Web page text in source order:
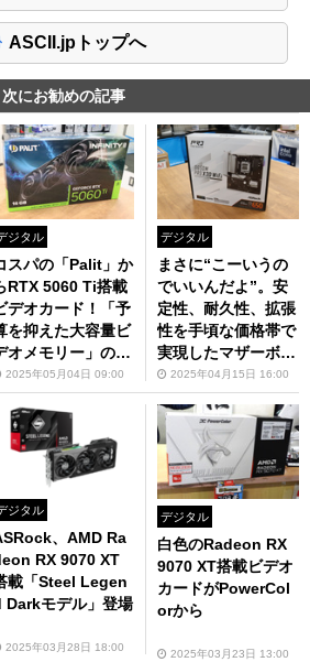
ASCII.jpトップへ
次にお勧めの記事
ジタル
スパの「Palit」か
RTX 5060 Ti搭載
デオカード！「予
を抑えた大容量ビ
オメモリー」の新
番になりそう：ド
パラ大阪・なんば
2025年05月04日 09:00
デジタル
まさに“こーいうの
でいいんだよ”。安
定性、耐久性、拡張
性を手頃な価格帯で
実現したマザーボー
ド：ドスパラ大阪・
なんば店
2025年04月15日 16:00
ジタル
、AMD Ra
RX 9070 XT
載「Steel Legen
Darkモデル」登場
2025年03月28日 18:00
デジタル
白色のRadeon RX
9070 XT搭載ビデオ
カードがPowerCol
orから
2025年03月23日 13:00